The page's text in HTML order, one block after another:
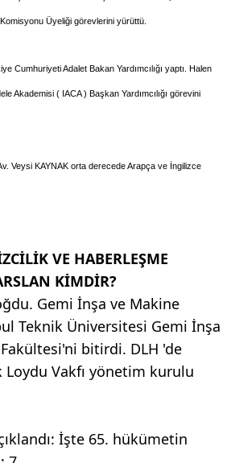
Üyeliği görevlerini yürüttü.
Cumhuriyeti Adalet Bakan Yardımcılığı yaptı. Halen
Akademisi ( IACA ) Başkan Yardımcılığı görevini
Veysi KAYNAK orta derecede Arapça ve İngilizce
VE HABERLEŞME
KİMDİR?
Gemi İnşa ve Makine
Teknik Üniversitesi Gemi İnşa
bitirdi. DLH 'de
Loydu Vakfı yönetim kurulu